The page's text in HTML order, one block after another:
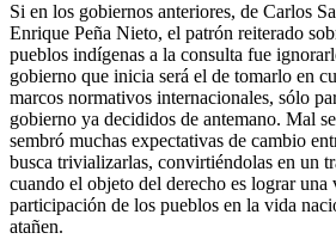
Si en los gobiernos anteriores, de Carlos
Enrique Peña Nieto, el patrón reiterado
pueblos indígenas a la consulta fue
gobierno que inicia será el de tomarlo en
marcos normativos internacionales, sólo
gobierno ya decididos de antemano. Mal
sembró muchas expectativas de cambio
busca trivializarlas, convirtiéndolas en un
cuando el objeto del derecho es lograr una
participación de los pueblos en la vida
atañen.